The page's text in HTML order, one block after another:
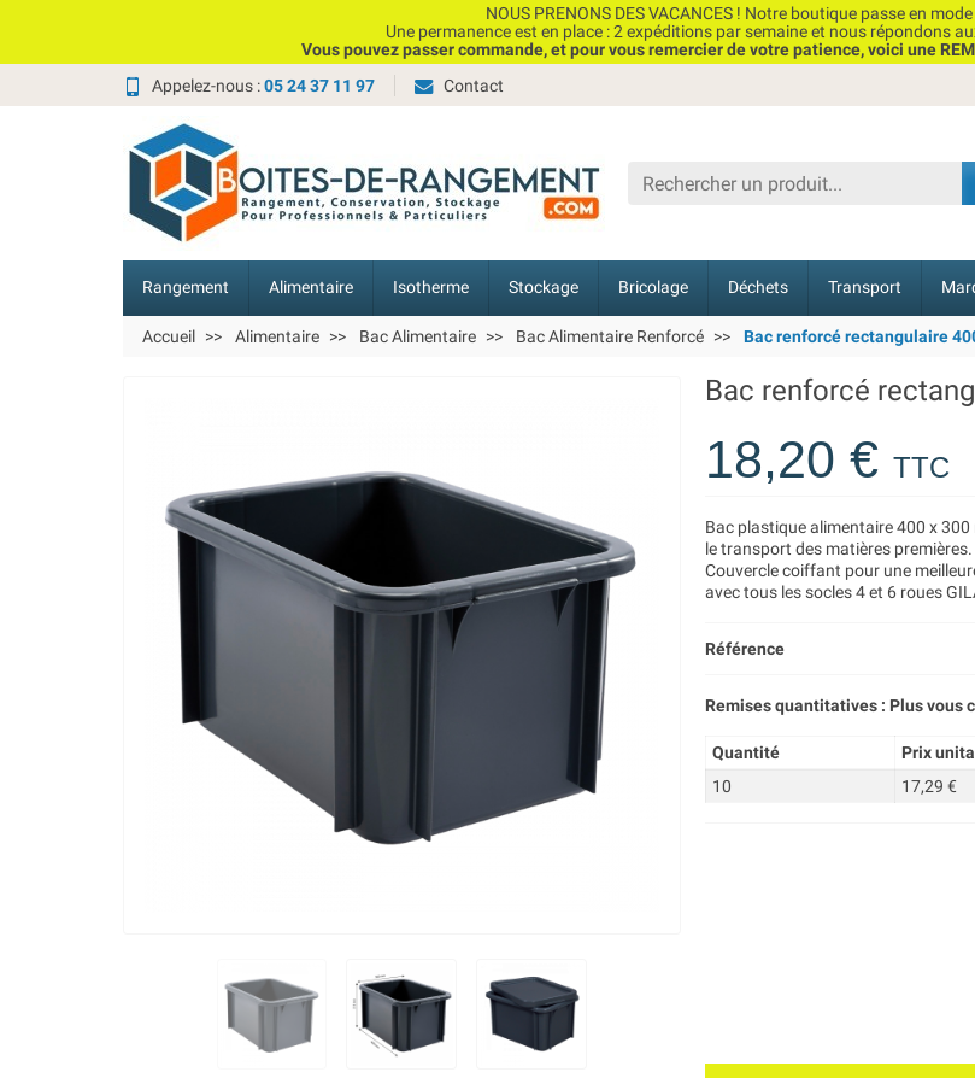
NOUS PRENONS DES VACANCES ! Notre boutique passe en
Une permanence est en place : 2 expéditions par semaine et nous répondons
Vous pouvez passer commande, et pour vous remercier de votre patience, voici une
Appelez-nous :05 24 37 11 97 Contact
Rangement Alimentaire Isotherme Stockage Bricolage Déchets Transport
Accueil Alimentaire Bac Alimentaire Bac Alimentaire Renforcé Bac renforcé rectangulaire
Bac renforcé
18,20 €TTC
Bac plastique alimentaire 400 x
le transport des matières
Couvercle coiffant pour une
avec tous les socles 4 et 6 roues
Référence
Remises quantitatives : Plus vous
Quantité Prix
10
17,29 €